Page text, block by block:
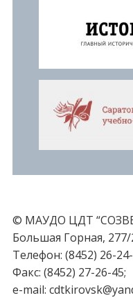
© МАУДО ЦДТ
Большая Горная, 277/
Телефон: (8452) 26-
Факс: (8452) 27-26-45;
e-mail: